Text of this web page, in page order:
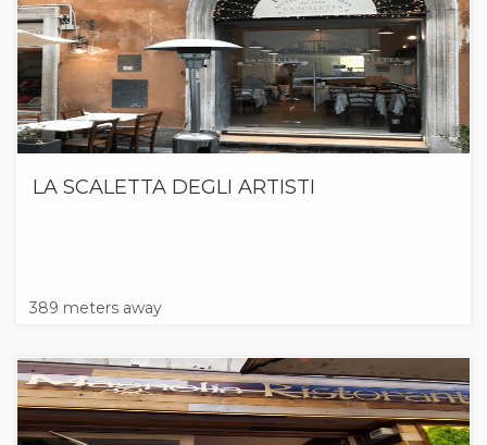
LA SCALETTA DEGLI ARTISTI
389 meters away